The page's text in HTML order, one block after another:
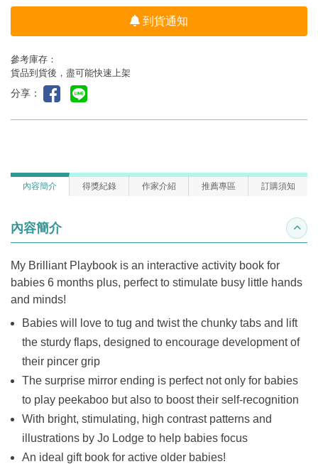
到貨通知
參考庫存：
貨品到貨後，盡可能快速上架
分享：
內容簡介 得獎紀錄 作家介紹 推薦專區 訂購須知
內容簡介 收合
My Brilliant Playbook is an interactive activity book for
babies 6 months plus, perfect to stimulate busy little hands
and minds!
Babies will love to tug and twist the chunky tabs and lift
the sturdy flaps, designed to encourage development of
their pincer grip
The surprise mirror ending is perfect not only for babies
to play peekaboo but also to boost their self-recognition
With bright, stimulating, high contrast patterns and
illustrations by Jo Lodge to help babies focus
An ideal gift book for active older babies!